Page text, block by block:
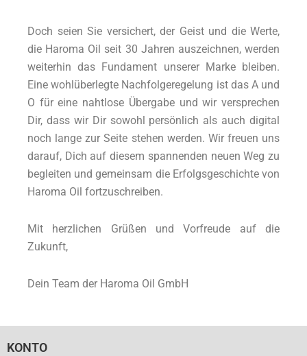
Doch seien Sie versichert, der Geist und die Werte,
die Haroma Oil seit 30 Jahren auszeichnen, werden
weiterhin das Fundament unserer Marke bleiben.
Eine wohlüberlegte Nachfolgeregelung ist das A und
O für eine nahtlose Übergabe und wir versprechen
Dir, dass wir Dir sowohl persönlich als auch digital
noch lange zur Seite stehen werden. Wir freuen uns
darauf, Dich auf diesem spannenden neuen Weg zu
begleiten und gemeinsam die Erfolgsgeschichte von
Haroma Oil fortzuschreiben.
Mit herzlichen Grüßen und Vorfreude auf die
Zukunft,
Dein Team der Haroma Oil GmbH
KONTO